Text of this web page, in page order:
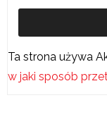
Ta strona używa
w jaki sposób